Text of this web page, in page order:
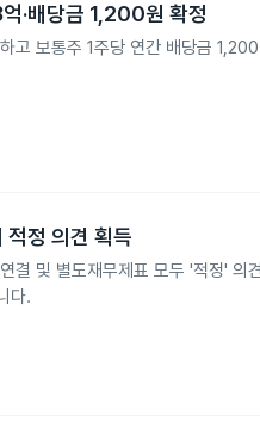
·배당금 1,200원 확정
고 보통주 1주당 연간 배당금
정 의견 획득
결 및 별도재무제표 모두 '적정'
다.